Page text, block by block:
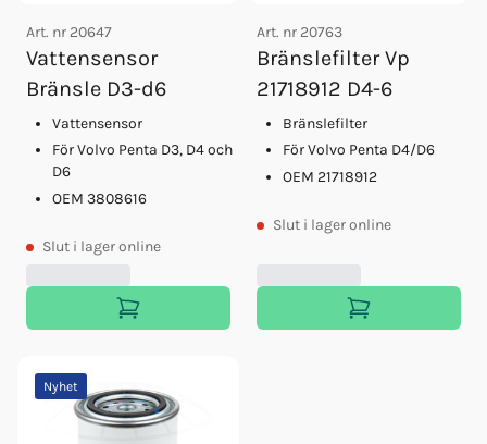
Art. nr 20647
Vattensensor
Bränsle D3-d6
Vattensensor
För Volvo Penta D3, D4 och
D6
OEM 3808616
Slut i lager online
Art. nr 20763
Bränslefilter Vp
21718912 D4-6
Bränslefilter
För Volvo Penta D4/D6
OEM 21718912
Slut i lager online
Nyhet